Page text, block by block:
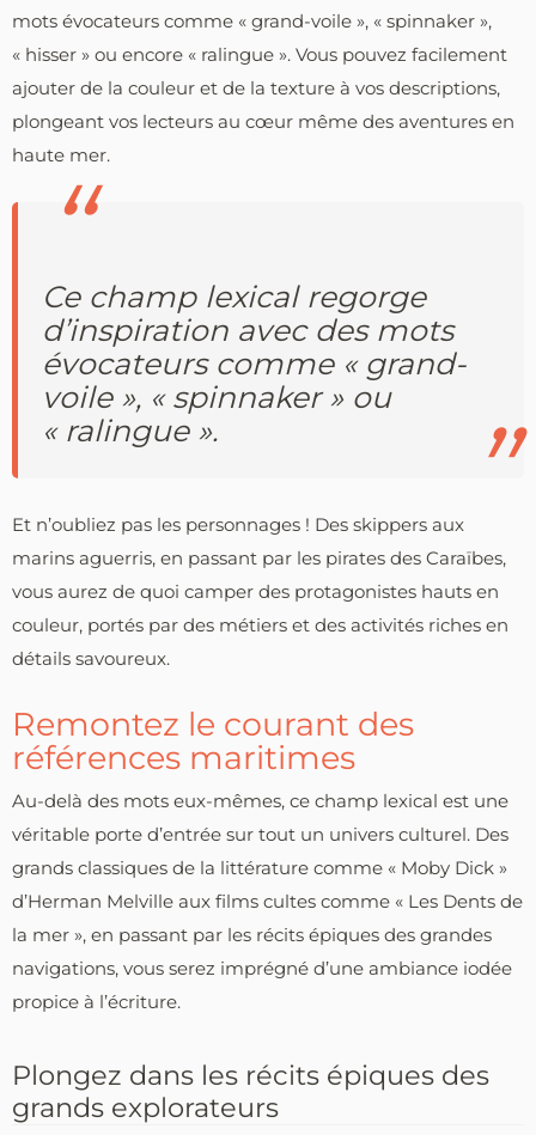
mots évocateurs comme « grand-voile », « spinnaker »,
« hisser » ou encore « ralingue ». Vous pouvez facilement
ajouter de la couleur et de la texture à vos descriptions,
plongeant vos lecteurs au cœur même des aventures en
haute mer.
Ce champ lexical regorge
d’inspiration avec des mots
évocateurs comme « grand-
voile », « spinnaker » ou
« ralingue ».
Et n’oubliez pas les personnages ! Des skippers aux
marins aguerris, en passant par les pirates des Caraïbes,
vous aurez de quoi camper des protagonistes hauts en
couleur, portés par des métiers et des activités riches en
détails savoureux.
Remontez le courant des
références maritimes
Au-delà des mots eux-mêmes, ce champ lexical est une
véritable porte d’entrée sur tout un univers culturel. Des
grands classiques de la littérature comme « Moby Dick »
d’Herman Melville aux films cultes comme « Les Dents de
la mer », en passant par les récits épiques des grandes
navigations, vous serez imprégné d’une ambiance iodée
propice à l’écriture.
Plongez dans les récits épiques des
grands explorateurs